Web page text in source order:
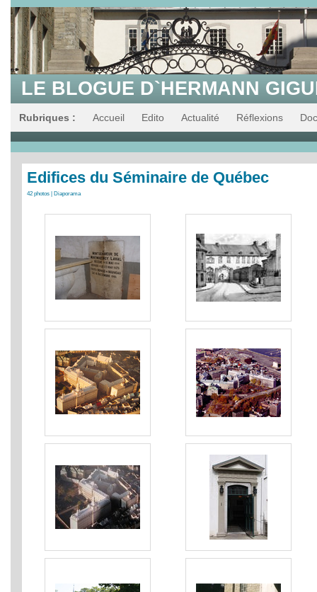
LE BLOGUE D`HERMANN
Rubriques : Accueil Edito Actualité Réflexions
Edifices du Séminaire de Québec
42 photos Diaporama